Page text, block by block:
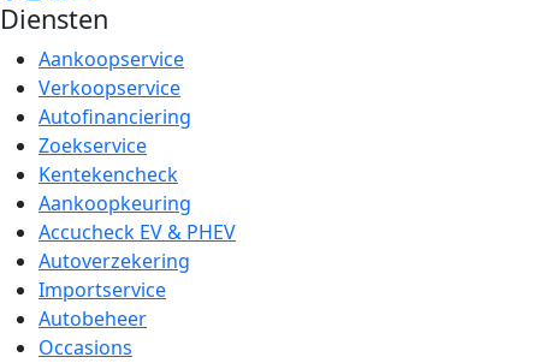
Diensten
Aankoopservice
Verkoopservice
Autofinanciering
Zoekservice
Kentekencheck
Aankoopkeuring
Accucheck EV & PHEV
Autoverzekering
Importservice
Autobeheer
Occasions